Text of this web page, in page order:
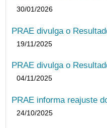
30/01/2026
PRAE divulga o
19/11/2025
PRAE divulga o
04/11/2025
PRAE informa reajuste
24/10/2025